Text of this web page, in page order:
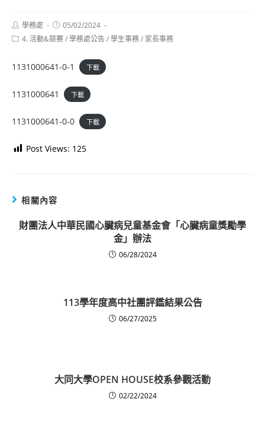
Post
author:
學務處
Post
published:
05/02/2024
Post4. 活動&競賽/學務處公告/學生事務/ 家長事務
1131000641-0-1 下載
1131000641 下載
1131000641-0-0 下載
Post Views: 125
相關內容
財團法人中華民國心臟病兒童基金會「心臟病童獎勵學
金」辦法
06/28/2024
113學年度高中社團評鑑結果公告
06/27/2025
大同大學OPEN HOUSE校系參觀活動
02/22/2024